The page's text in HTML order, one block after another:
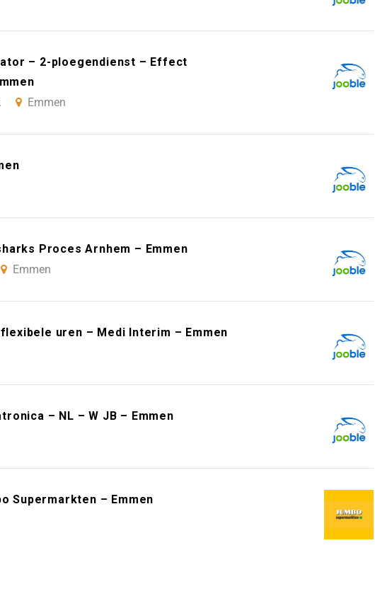
– 2-ploegendienst – Effect
Emmen
Proces Arnhem – Emmen
Emmen
uren – Medi Interim – Emmen
– NL – W JB – Emmen
Supermarkten – Emmen